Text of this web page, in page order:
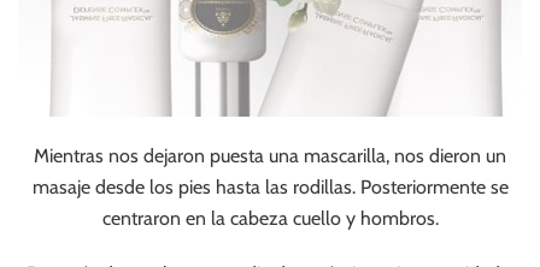
Mientras nos dejaron puesta una mascarilla, nos dieron un
masaje desde los pies hasta las rodillas. Posteriormente se
centraron en la cabeza cuello y hombros.